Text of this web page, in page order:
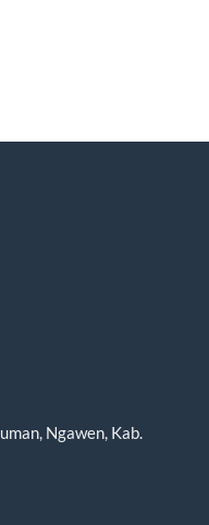
Ngawen, Kab.